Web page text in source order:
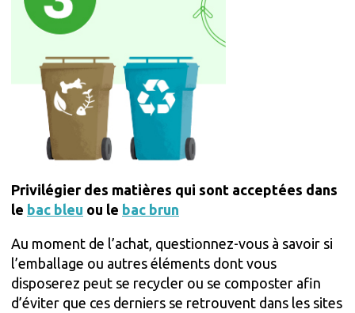
Privilégier des matières qui sont acceptées dans
le bac bleu ou le bac brun
Au moment de l’achat, questionnez-vous à savoir si
l’emballage ou autres éléments dont vous
disposerez peut se recycler ou se composter afin
d’éviter que ces derniers se retrouvent dans les sites